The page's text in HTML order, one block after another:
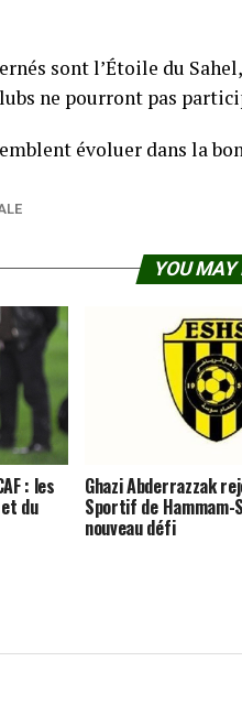
sont l’Étoile du
ne pourront pas
évoluer dans la
YOU
: les
du
Ghazi Abderrazzak
Sportif de Hammam-
nouveau défi